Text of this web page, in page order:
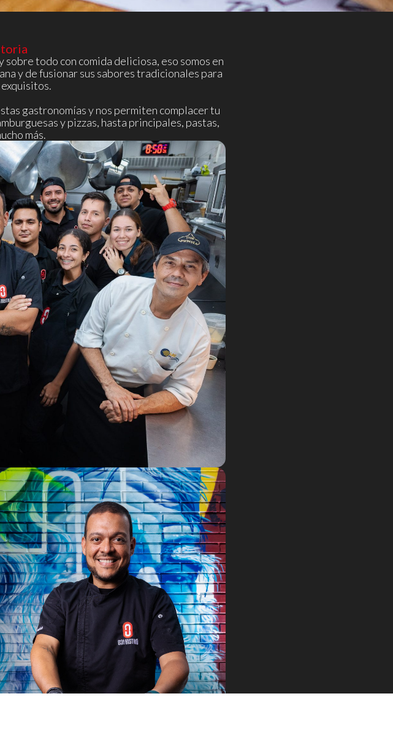
todo con comida deliciosa, eso somos en
y de fusionar sus sabores tradicionales para
gastronomías y nos permiten complacer tu
y pizzas, hasta principales, pastas,
más.